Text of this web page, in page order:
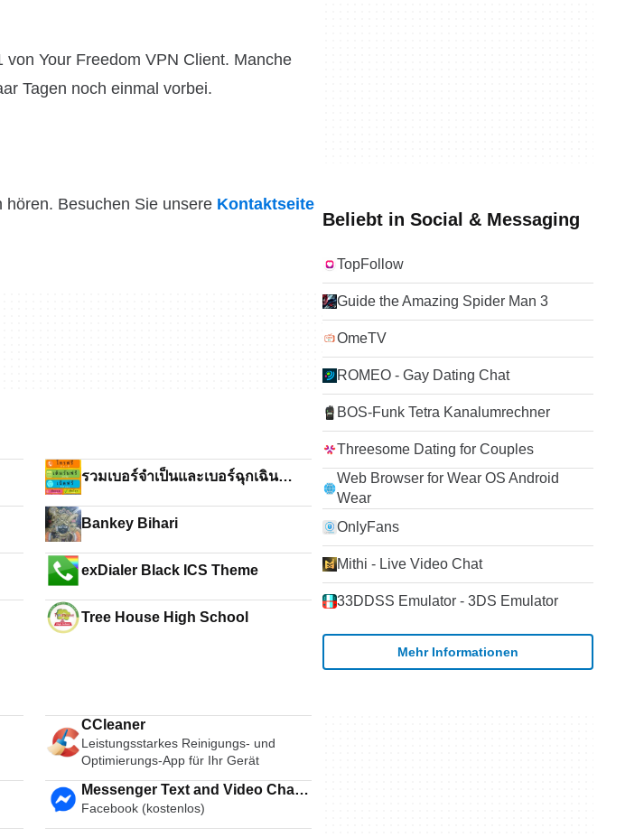
Your Freedom VPN Client. Manche
Tagen noch einmal vorbei.
Besuchen Sie unsere Kontaktseite
รวมเบอร์จำเป็นและเบอร์ฉุกเฉิน
Bankey Bihari
exDialer Black ICS Theme
Tree House High School
CCleaner
Leistungsstarkes Reinigungs- und
Optimierungs-App für Ihr Gerät
Messenger Text and Video Chat
for Free
Facebook (kostenlos)
Beliebt in Social & Messaging
TopFollow
Guide the Amazing Spider Man 3
OmeTV
ROMEO - Gay Dating Chat
BOS-Funk Tetra Kanalumrechner
Threesome Dating for Couples
Web Browser for Wear OS Android
Wear
OnlyFans
Mithi - Live Video Chat
33DDSS Emulator - 3DS Emulator
Mehr Informationen